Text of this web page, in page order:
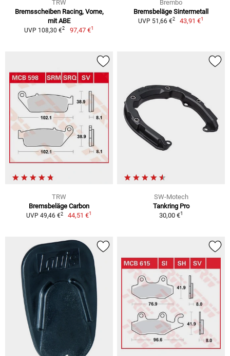
TRW
Bremsscheiben Racing, Vorne,
mit ABE
UVP 108,30 €2 97,47 €1
Brembo
Bremsbeläge Sintermetall
UVP 51,66 €2 43,91 €1
TRW
Bremsbeläge Carbon
UVP 49,46 €2 44,51 €1
SW-Motech
Tankring Pro
30,00 €1